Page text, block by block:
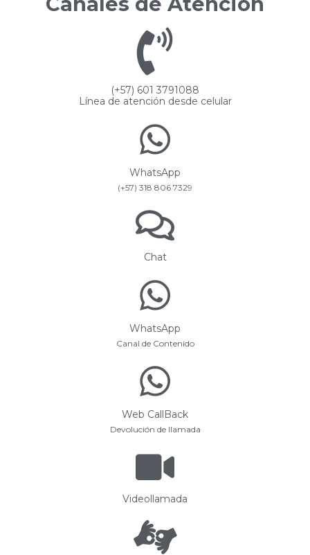
(+57) 601 3791088
Línea de atención desde celular
WhatsApp
(+57) 318 806 7329
Chat
WhatsApp
Canal de Contenido
Web CallBack
Devolución de llamada
Videollamada